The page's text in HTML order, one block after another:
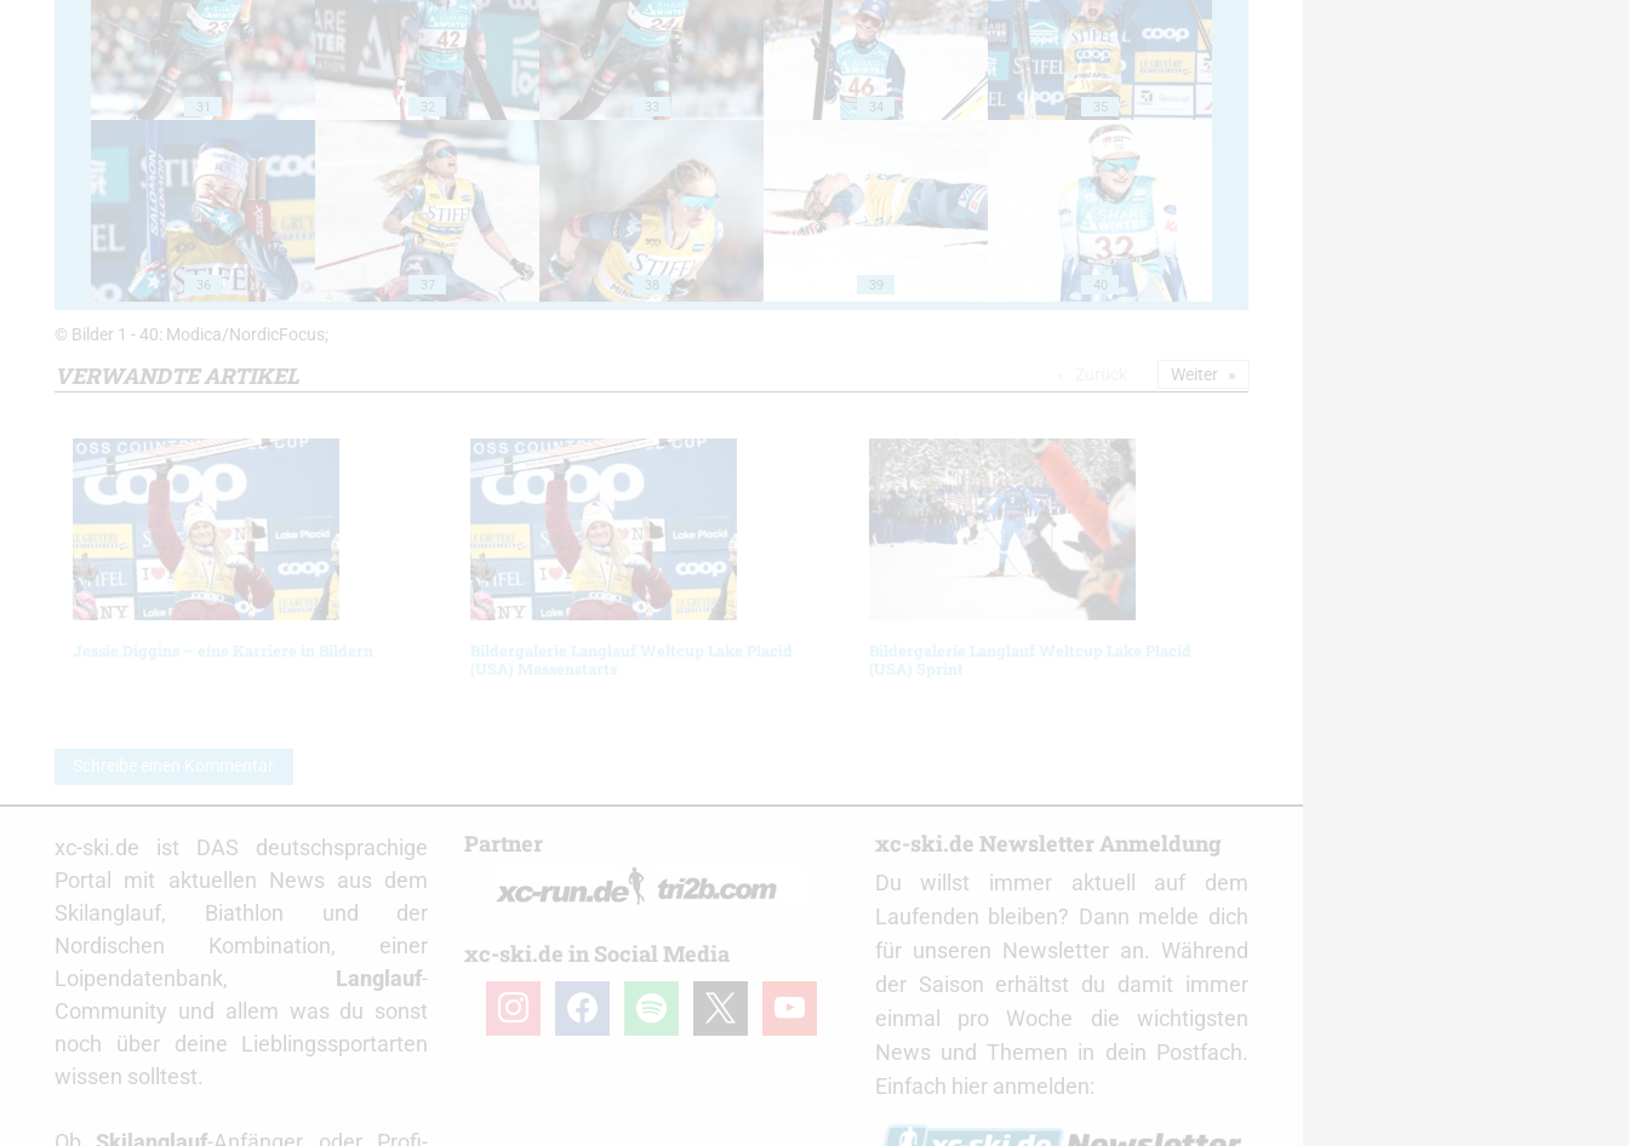
31 32 33 34 35
36 37 38 39 40
© Bilder 1 - 40: Modica/NordicFocus;
VERWANDTE ARTIKEL
Jessie Diggins – eine Karriere in Bildern
Bildergalerie Langlauf Weltcup Lake Placid
(USA) Massenstarts
Bildergalerie Langlauf Weltcup Lake Placid
(USA) Sprint
Weiter
Schreibe einen Kommentar
xc-ski.de ist DAS deutschsprachige
Portal mit aktuellen News aus dem
Skilanglauf, Biathlon und der
Nordischen Kombination, einer
Loipendatenbank, Langlauf-
Community und allem was du sonst
noch über deine Lieblingssportarten
wissen solltest.
Partner
xc-ski.de in Social Media
instagramfacebookspotify youtube
xc-ski.de Newsletter Anmeldung
Du willst immer aktuell auf dem
Laufenden bleiben? Dann melde dich
für unseren Newsletter an. Während
der Saison erhältst du damit immer
einmal pro Woche die wichtigsten
News und Themen in dein Postfach.
Einfach hier anmelden: